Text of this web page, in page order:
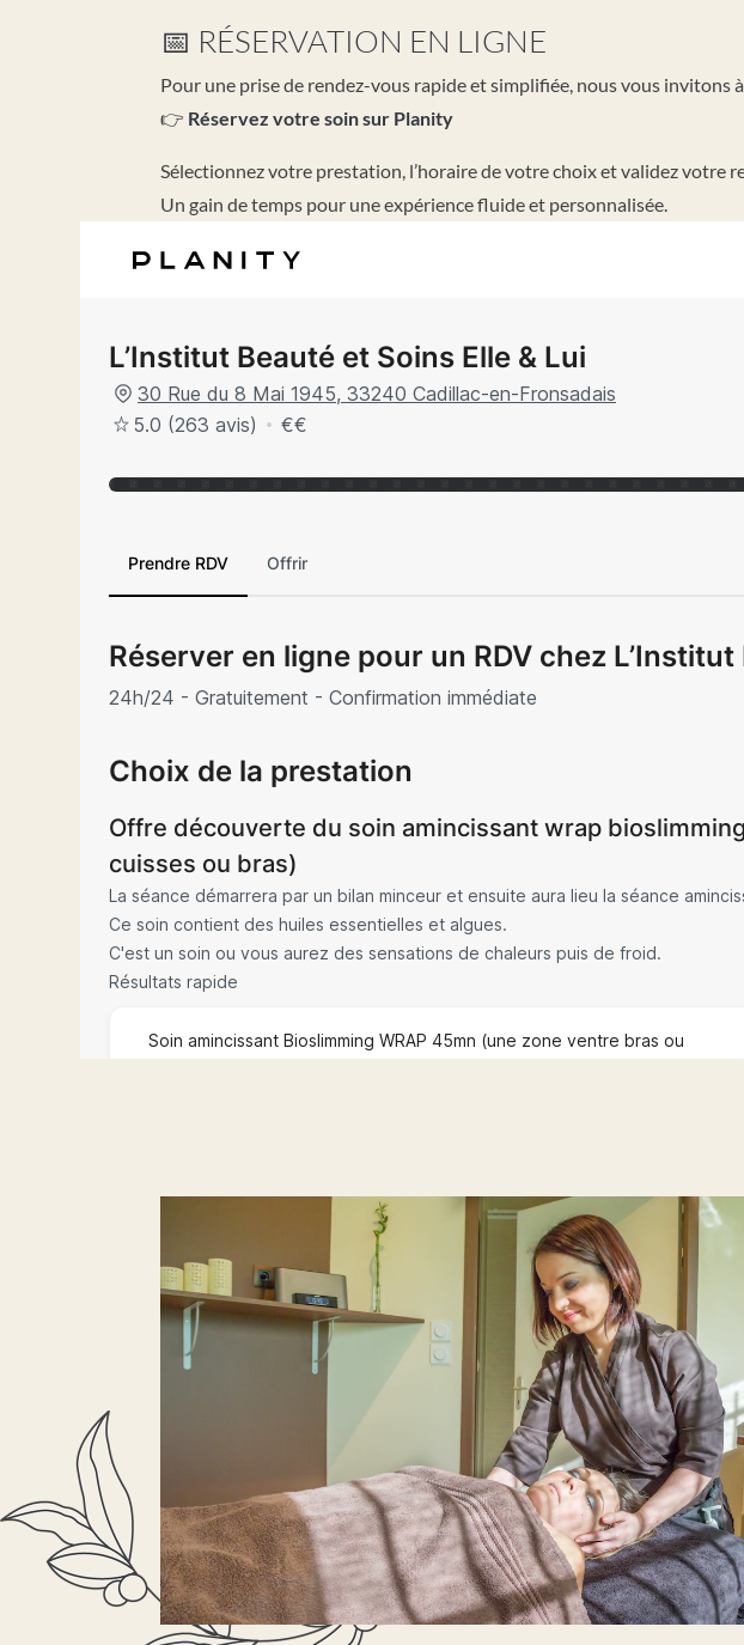
📅 RÉSERVATION EN LIGNE
Pour une prise de rendez-vous rapide et simplifiée, nous vous
👉 Réservez votre soin sur Planity
Sélectionnez votre prestation, l’horaire de votre choix et validez votre
Un gain de temps pour une expérience fluide et personnalisée.